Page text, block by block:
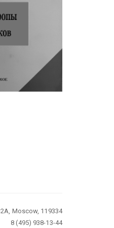
Moscow, 119334
8 (495) 938-13-44